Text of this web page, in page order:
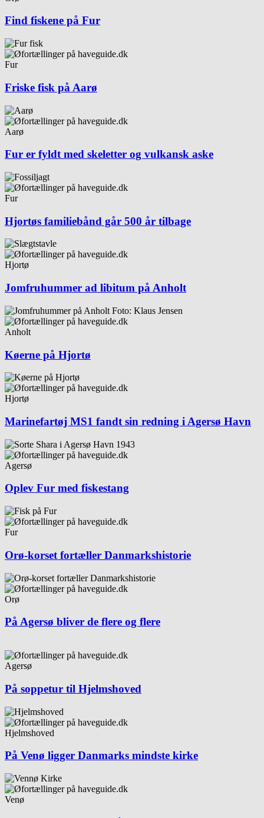
Find fiskene på Fur
Fur
Friske fisk på Aarø
Aarø
Fur er fyldt med skeletter og vulkansk aske
Fur
Hjortøs familiebånd går 500 år tilbage
Hjortø
Jomfruhummer ad libitum på Anholt
Anholt
Køerne på Hjortø
Hjortø
Marinefartøj MS1 fandt sin redning i Agersø Havn
Agersø
Oplev Fur med fiskestang
Fur
Orø-korset fortæller Danmarkshistorie
Orø
På Agersø bliver de flere og flere
Agersø
På soppetur til Hjelmshoved
Hjelmshoved
På Venø ligger Danmarks mindste kirke
Venø